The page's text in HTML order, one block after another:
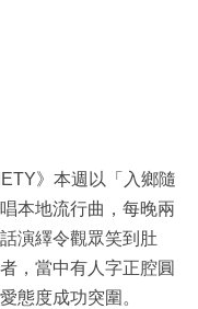
》本週以「入鄉隨
本地流行曲，每晚兩
演繹令觀眾笑到肚
，當中有人字正腔圓
態度成功突圍。